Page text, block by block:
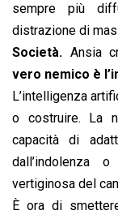
sempre più
distrazione di
Società. Ansia
vero nemico è
L’intelligenza
o costruire. La
capacità di
dall’indolenza
vertiginosa del
È ora di